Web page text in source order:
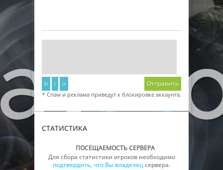
b i u Отправить
* Спам и реклама приведут к блокировке аккаунта.
СТАТИСТИКА
ПОСЕЩАЕМОСТЬ СЕРВЕРА
Для сбора статистики игроков необходимо
подтвердить, что Вы владелецсервера.